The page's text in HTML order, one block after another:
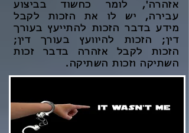
אזהרה', לומר כחשוד בביצוע
עבירה, יש לו את הזכות לקבל
מידע בדבר הזכות להתייעץ בעורך
דין; הזכות להיוועץ בעורך דין;
הזכות לקבל אזהרה בדבר זכות
השתיקה וזכות השתיקה.